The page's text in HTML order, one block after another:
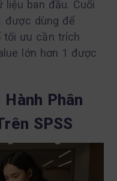
liệu ban đầu. Cuối
được dùng để
tối ưu cần trích
lớn hơn 1 được
Phân
SPSS